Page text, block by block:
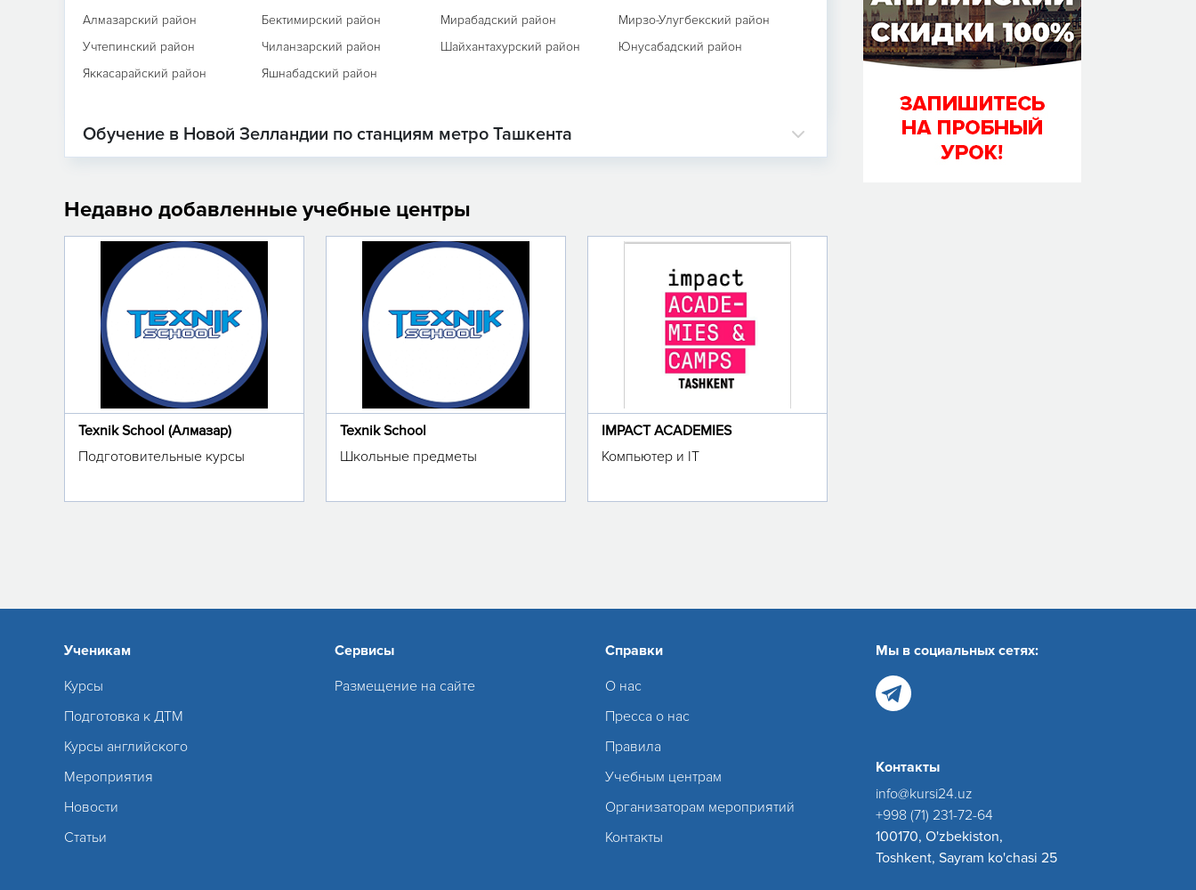
Алмазарский район Бектимирский район Мирабадский район
Мирзо-Улугбекский район
Учтепинский район
Чиланзарский район Шайхантахурский район
Юнусабадский район
Яккасарайский район
Яшнабадский район
Обучение в Новой Зелландии по станциям метро Ташкента
Недавно добавленные учебные центры
Texnik School (Алмазар)
Подготовительные курсы
Texnik School
Школьные предметы
IMPACT ACADEMIES
Компьютер и IT
Ученикам
Курсы
Подготовка к ДТМ
Курсы английского
Мероприятия
Новости
Статьи
Сервисы
Размещение на сайте
Справки
О нас
Пресса о нас
Правила
Учебным центрам
Организаторам мероприятий
Контакты
Мы в социальных сетях:
Контакты
info@kursi24.uz
+998 (71) 231-72-64
100170, O'zbekiston,
Toshkent, Sayram ko'chasi 25